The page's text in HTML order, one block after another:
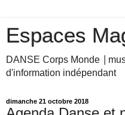
Espaces
DANSE Corps Monde ⎥
d'information indépendant
dimanche 21 octobre 2018